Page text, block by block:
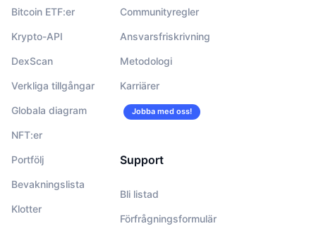
Bitcoin ETF:er
Krypto-API
DexScan
Verkliga tillgångar
Globala diagram
NFT:er
Portfölj
Bevakningslista
Klotter
Communityregler
Ansvarsfriskrivning
Metodologi
Karriärer
Jobba med oss!
Support
Bli listad
Förfrågningsformulär